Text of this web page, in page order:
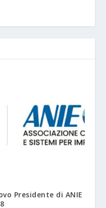
Presidente di ANIE